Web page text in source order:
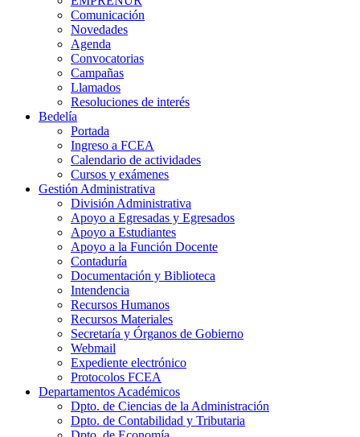
Comunicación
Novedades
Agenda
Convocatorias
Campañas
Llamados
Resoluciones de interés
Bedelía
Portada
Ingreso a FCEA
Calendario de actividades
Cursos y exámenes
Gestión Administrativa
División Administrativa
Apoyo a Egresadas y Egresados
Apoyo a Estudiantes
Apoyo a la Función Docente
Contaduría
Documentación y Biblioteca
Intendencia
Recursos Humanos
Recursos Materiales
Secretaría y Órganos de Gobierno
Webmail
Expediente electrónico
Protocolos FCEA
Departamentos Académicos
Dpto. de Ciencias de la Administración
Dpto. de Contabilidad y Tributaria